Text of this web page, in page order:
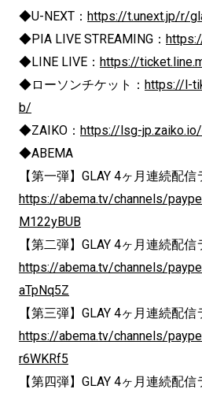
◆U-NEXT： https://t.unext.jp/r/
◆PIA LIVE STREAMING：
◆LINE LIVE： https://
◆ローソンチケット： https://l-
b/
◆ZAIKO： https://lsg-
◆ABEMA
【第一弾】GLAY 4ヶ月連続配信
https://abema.tv/channels/
M122yBUB
【第二弾】GLAY 4ヶ月連続配信
https://abema.tv/channels/
aTpNq5Z
【第三弾】GLAY 4ヶ月連続配信
https://abema.tv/channels/
r6WKRf5
【第四弾】GLAY 4ヶ月連続配信